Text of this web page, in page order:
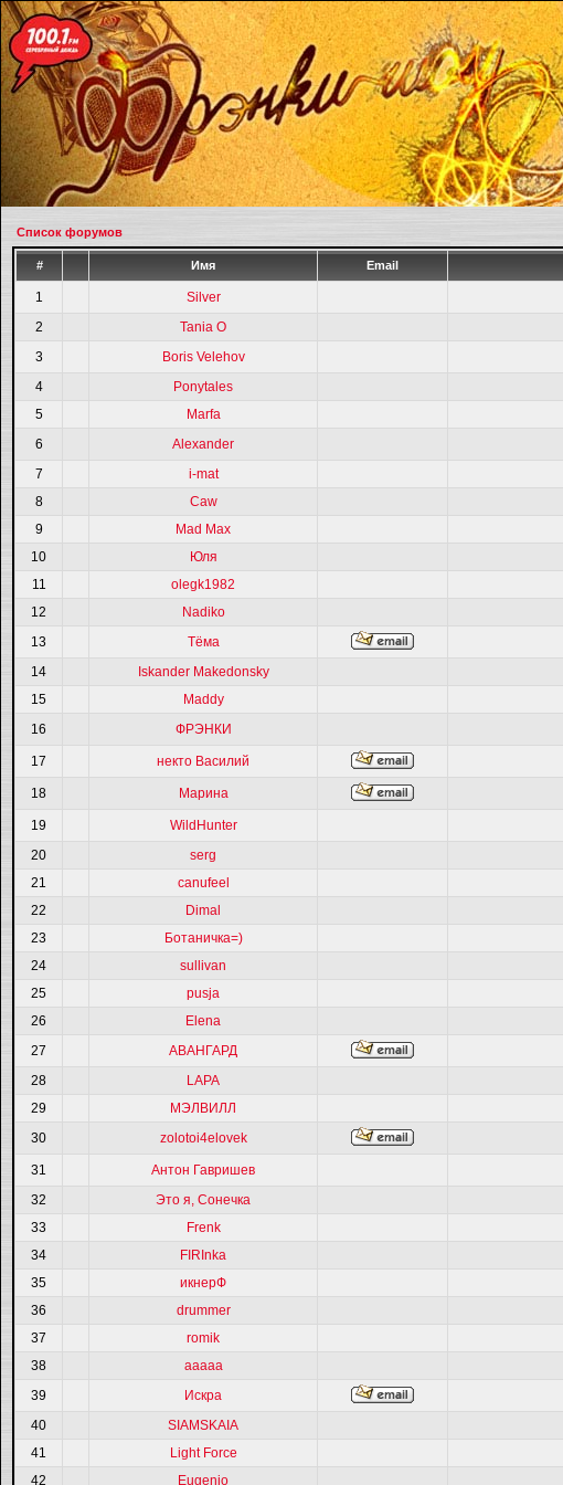
Список форумов
# Имя Email
1 Silver
2
Tania O
3
Boris Velehov
4
Ponytales
5
Marfa
6
Alexander
7
i-mat
8
Caw
9
Mad Max
10
Юля
11
olegk1982
12
Nadiko
13
Тёма
14
Iskander Makedonsky
15
Maddy
16
ФРЭНКИ
17 некто Василий
18 Марина
19 WildHunter
20
serg
21
canufeel
22
Dimal
23
Ботаничка=)
24
sullivan
25
pusja
26
Elena
27
АВАНГАРД
28
LAPA
29
МЭЛВИЛЛ
30
zolotoi4elovek
31 Антон Гавришев
32
Это я, Сонечка
33
Frenk
34
FIRInka
35
икнерФ
36
drummer
37
romik
38
ааааа
39
Искра
40
SIAMSKAIA
41
Light Force
42
Eugenio